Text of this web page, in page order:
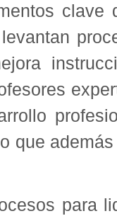
que
para